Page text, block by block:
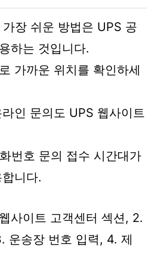
장 쉬운 방법은 UPS 공
하는 것입니다.
가까운 위치를 확인하세
인 문의도 UPS 웹사이트
번호 문의 접수 시간대가
니다.
사이트 고객센터 섹션, 2.
운송장 번호 입력, 4. 제